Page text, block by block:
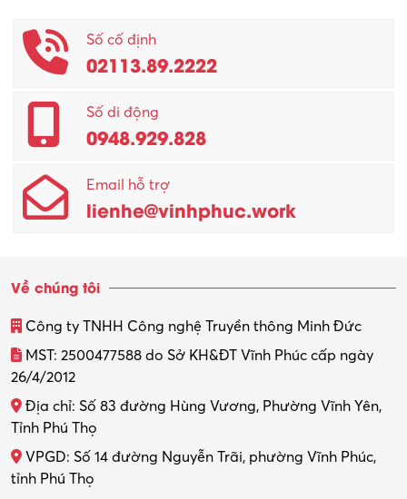
Phục vụ khác
Promotion Girl (PG)
Quản lý – Giám đốc
Quản lý chất lượng – QC
Quản lý sản xuất
Quản trị kinh doanh
Thiết kế nội thất
Thợ máy – Ô tô – Xe máy
Thực tập
Số cố định
02113.89.2222
Số di động
0948.929.828
Email hỗ trợ
lienhe@vinhphuc.work
Về chúng tôi
Công ty TNHH Công nghệ Truyền thông Minh Đức
MST: 2500477588 do Sở KH&ĐT Vĩnh Phúc cấp ngày
26/4/2012
Địa chỉ: Số 83 đường Hùng Vương, Phường Vĩnh Yên,
Tỉnh Phú Thọ
VPGD: Số 14 đường Nguyễn Trãi, phường Vĩnh Phúc,
tỉnh Phú Thọ